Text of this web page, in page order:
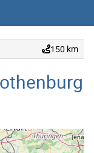
150 km